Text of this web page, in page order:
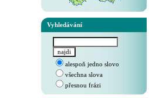
Vyhledávání
alespoň jedno slovo
všechna slova
přesnou frázi